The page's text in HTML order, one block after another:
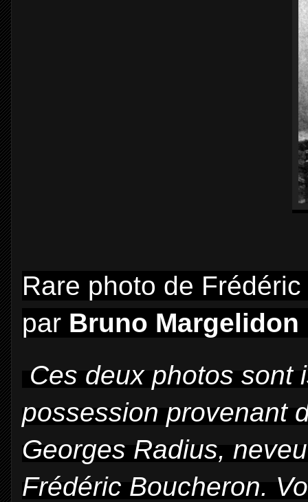
Rare photo de
par Bruno Margelidon
Ces deux photos sont
possession provenant
Georges Radius,
Frédéric Boucheron.